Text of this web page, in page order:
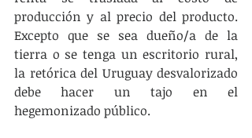
producción y al precio del producto.
Excepto que se sea dueño/a de la
tierra o se tenga un escritorio rural,
la retórica del Uruguay desvalorizado
debe hacer un tajo en el
hegemonizado público.